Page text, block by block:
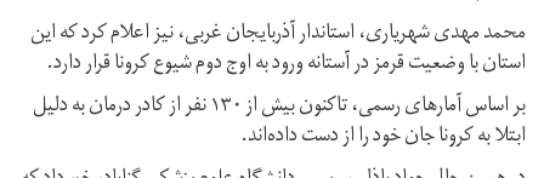
محمد مهدی شهریاری، استاندار آذربایجان غربی، نیز اعلام کرد که این
استان با وضعیت قرمز در آستانه ورود به اوج دوم شیوع کرونا قرار دارد.
بر اساس آمارهای رسمی، تاکنون بیش از ۱۳۰ نفر از کادر درمان به دلیل
ابتلا به کرونا جان خود را از دست داده‌اند.